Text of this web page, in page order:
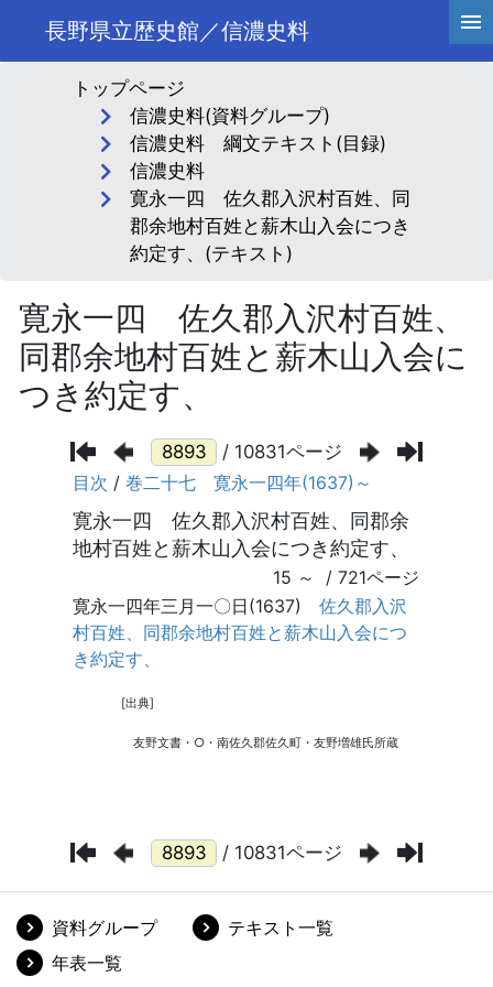
長野県立歴史館／信濃史料
トップページ
信濃史料(資料グループ)
信濃史料 綱文テキスト(目録)
信濃史料
寛永一四 佐久郡入沢村百姓、同
郡余地村百姓と薪木山入会につき
約定す、(テキスト)
寛永一四 佐久郡入沢村百姓、
同郡余地村百姓と薪木山入会に
つき約定す、
/ 10831ページ
/ 10831ページ
資料グループ
テキスト一覧
年表一覧